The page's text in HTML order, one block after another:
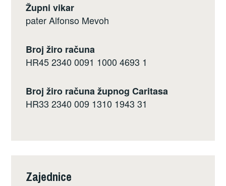
Župni vikar
pater Alfonso Mevoh
Broj žiro računa
HR45 2340 0091 1000 4693 1
Broj žiro računa župnog Caritasa
HR33 2340 009 1310 1943 31
Zajednice